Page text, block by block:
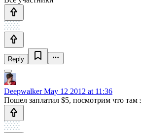
Reply
DeepwalkerMay 12 2012 at 11:36
Пошел заплатил $5, посмотрим что там